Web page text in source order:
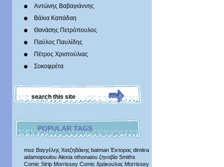
Αντώνης Βαβαγιάννης
Βάλια Καπάδαη
Θανάσης Πετρόπουλος
Παύλος Παυλίδης
Πέτρος Χριστούλιας
Σοκοφρέτα
POPULAR TAGS
moz Βαγγέλης Χατζηδάκης batman Έκτορας dimitra
adamopoulou Alexia othonaiou ζηνοβία Smiths
Comic Strip Morrissey Comic δράκουλας Morrissey